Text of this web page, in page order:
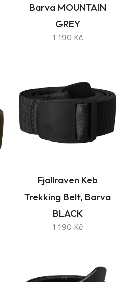
Barva MOUNTAIN
GREY
1 190 Kč
Fjallraven Keb
Trekking Belt, Barva
BLACK
1 190 Kč